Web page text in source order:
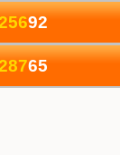
5692
8765